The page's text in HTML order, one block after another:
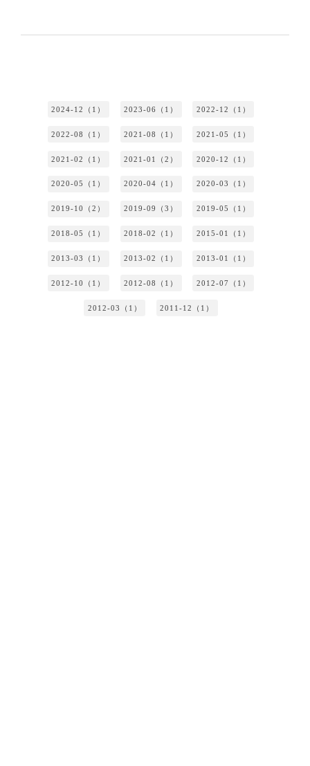
2024-12（1） 2023-06（1） 2022-12（1）
2022-08（1） 2021-08（1） 2021-05（1）
2021-02（1） 2021-01（2） 2020-12（1）
2020-05（1） 2020-04（1） 2020-03（1）
2019-10（2） 2019-09（3） 2019-05（1）
2018-05（1） 2018-02（1） 2015-01（1）
2013-03（1） 2013-02（1） 2013-01（1）
2012-10（1） 2012-08（1） 2012-07（1）
2012-03（1） 2011-12（1）